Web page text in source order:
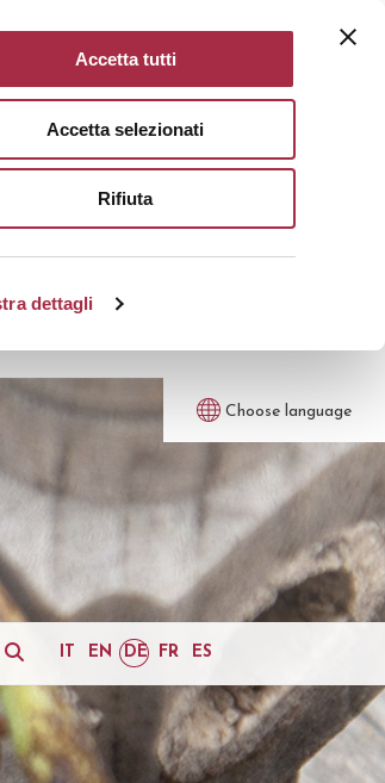
dettagli
Accetta tutti
Accetta selezionati
Rifiuta
Choose language
IT EN DE FR ES